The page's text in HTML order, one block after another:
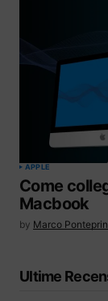
APPLE
Come
Macbook
by Marco
Ultime